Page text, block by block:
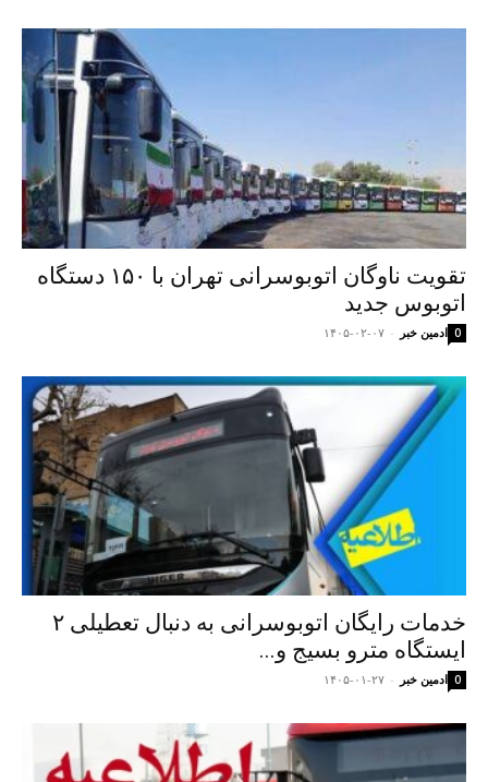
تقویت ناوگان اتوبوسرانی تهران با ۱۵۰ دستگاه
اتوبوس جدید
ادمین خبر - ۱۴۰۵-۰۲-۰۷ 0
خدمات رایگان اتوبوسرانی به دنبال تعطیلی ۲
ایستگاه مترو بسیج و...
ادمین خبر - ۱۴۰۵-۰۱-۲۷ 0